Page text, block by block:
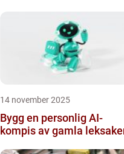
14 november 2025
Bygg en personlig AI-
kompis av gamla